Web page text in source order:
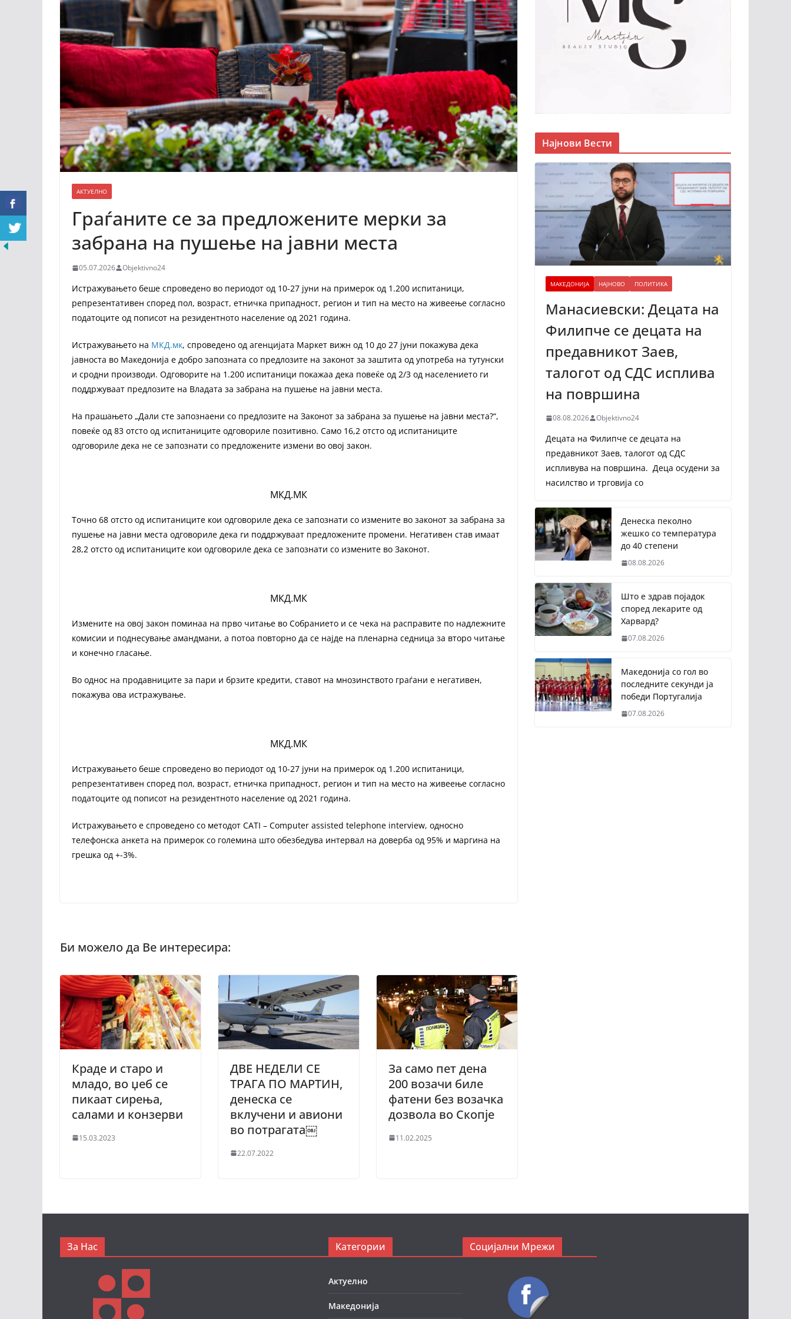
АКТУЕЛНО
Граѓаните се за предложените мерки за
забрана на пушење на јавни места
05.07.2026 Objektivno24
Истражувањето беше спроведено во периодот од 10-27 јуни на примерок од 1.200 испитаници,
репрезентативен според пол, возраст, етничка припадност, регион и тип на место на живеење согласно
податоците од пописот на резидентното население од 2021 година.
Истражувањето на МКД.мк, спроведено од агенцијата Маркет вижн од 10 до 27 јуни покажува дека
јавноста во Македонија е добро запозната со предлозите на законот за заштита од употреба на тутунски
и сродни производи. Одговорите на 1.200 испитаници покажаа дека повеќе од 2/3 од населението ги
поддржуваат предлозите на Владата за забрана на пушење на јавни места.
На прашањето „Дали сте запознаени со предлозите на Законот за забрана за пушење на јавни места?“,
повеќе од 83 отсто од испитаниците одговориле позитивно. Само 16,2 отсто од испитаниците
одговориле дека не се запознати со предложените измени во овој закон.
МКД.МК
Точно 68 отсто од испитаниците кои одговориле дека се запознати со измените во законот за забрана за
пушење на јавни места одговориле дека ги поддржуваат предложените промени. Негативен став имаат
28,2 отсто од испитаниците кои одговориле дека се запознати со измените во Законот.
МКД.МК
Измените на овој закон поминаа на прво читање во Собранието и се чека на расправите по надлежните
комисии и поднесување амандмани, а потоа повторно да се најде на пленарна седница за второ читање
и конечно гласање.
Во однос на продавниците за пари и брзите кредити, ставот на мнозинството граѓани е негативен,
покажува ова истражување.
МКД.МК
Истражувањето беше спроведено во периодот од 10-27 јуни на примерок од 1.200 испитаници,
репрезентативен според пол, возраст, етничка припадност, регион и тип на место на живеење согласно
податоците од пописот на резидентното население од 2021 година.
Истражувањето е спроведено со методот CATI – Computer assisted telephone interview, односно
телефонска анкета на примерок со големина што обезбедува интервал на доверба од 95% и маргина на
грешка од +-3%.
Краде и старо и
младо, во џеб се
пикаат сирења,
салами и конзерви
15.03.2023
ДВЕ НЕДЕЛИ СЕ
ТРАГА ПО МАРТИН,
денеска се
вклучени и авиони
во потрагата￼
22.07.2022
За само пет дена
200 возачи биле
фатени без возачка
дозвола во Скопје
11.02.2025
Најнови Вести
МАКЕДОНИЈА НАЈНОВО ПОЛИТИКА
Манасиевски: Децата на
Филипче се децата на
предавникот Заев,
талогот од СДС исплива
на површина
08.08.2026 Objektivno24
Децата на Филипче се децата на
предавникот Заев, талогот од СДС
испливува на површина. Деца осудени за
насилство и трговија со
Денеска пеколно
жешко со температура
до 40 степени
08.08.2026
Што е здрав појадок
според лекарите од
Харвард?
07.08.2026
Македонија со гол во
последните секунди ја
победи Португалија
07.08.2026
За Нас Категории
Актуелно
Македонија
Социјални Мрежи